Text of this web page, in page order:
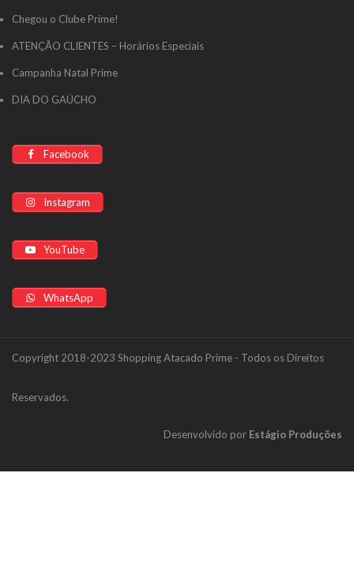
Chegou o Clube Prime!
ATENÇÃO CLIENTES – Horários Especiais
Campanha Natal Prime
DIA DO GAÚCHO
Facebook
Instagram
YouTube
WhatsApp
Copyright 2018-2023 Shopping Atacado Prime - Todos os Direitos
Reservados.
Desenvolvido por Estágio Produções